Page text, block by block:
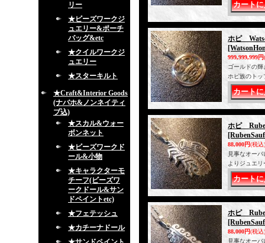
リー
★ビーズワークジ
ュエリー&ポーチ
バッグ&etc
★クイルワークジ
ュエリー
★スターキルト
★Craft&Interior Goods
(ナバホ&ノンネイティ
ブ込)
★スカル&ウォー
ボンネット
★ビーズワークド
ール&小物
★キャラクターモ
チーフ(ビーズワ
ークドール&サン
ドペイントetc)
★フェテッシュ
★カチーナドール
ホピ
999,999,999円
ゴールドの
ホピ族のト
ホピ
88,000円(税込)
見事なオー
よりジュエ
ホピ
88,000円(税込)
見事なオー